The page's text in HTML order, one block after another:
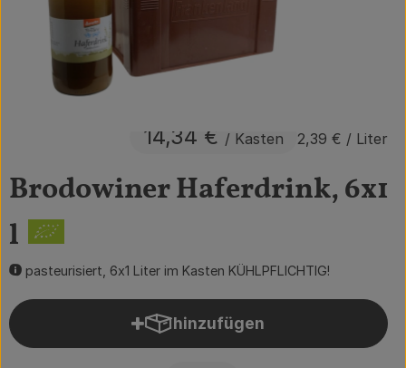
Obst & Gemüse
Getränke
Süßes & Salziges
Haushalt
Brodowin besuchen
Brodowiner Haferdrink, 6x1
l
pasteurisiert, 6x1 Liter im Kasten KÜHLPFLICHTIG!
14,34 € / Kasten 2,39 € / Liter
hinzufügen
Produkt zum Warenkorb